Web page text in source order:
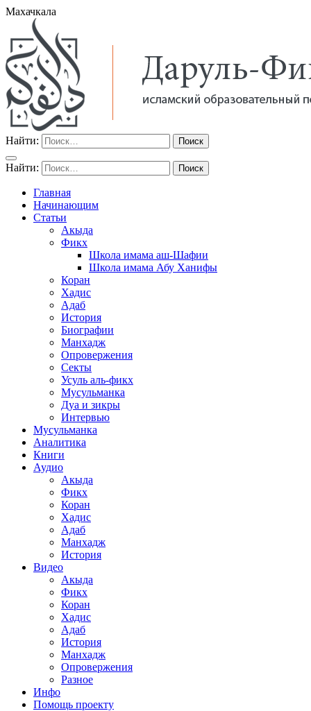
Махачкала
Найти:
Найти:
Главная
Начинающим
Статьи
Акыда
Фикх
Школа имама аш-Шафии
Школа имама Абу Ханифы
Коран
Хадис
Адаб
История
Биографии
Манхадж
Опровержения
Секты
Усуль аль-фикх
Мусульманка
Дуа и зикры
Интервью
Мусульманка
Аналитика
Книги
Аудио
Акыда
Фикх
Коран
Хадис
Адаб
Манхадж
История
Видео
Акыда
Фикх
Коран
Хадис
Адаб
История
Манхадж
Опровержения
Разное
Инфо
Помощь проекту